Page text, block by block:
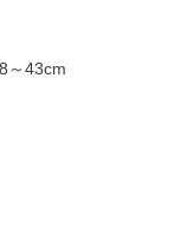
～43cm